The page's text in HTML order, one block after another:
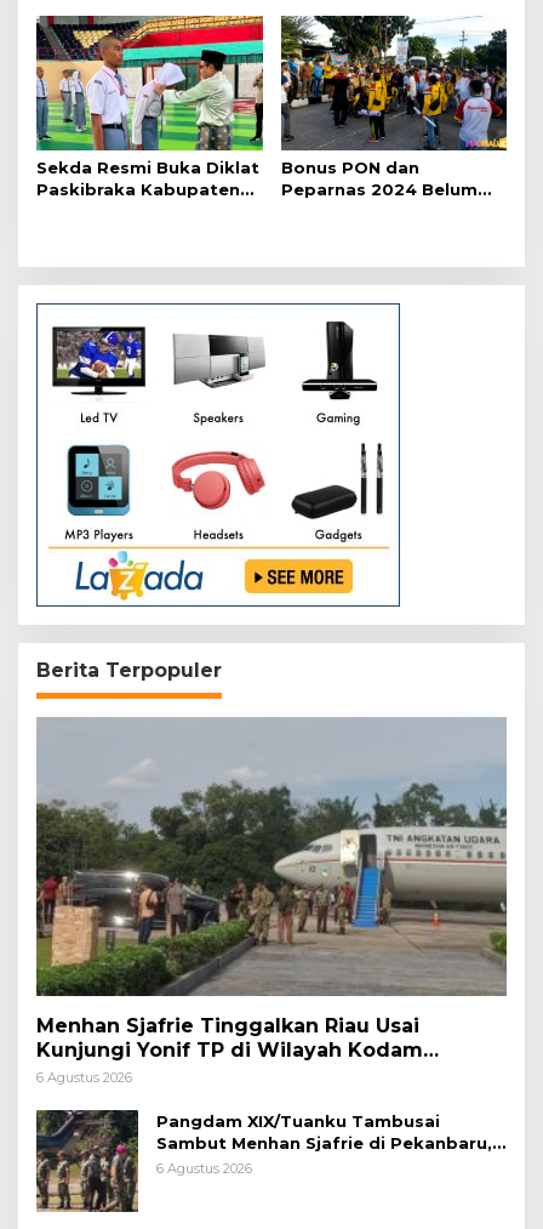
Wilayah Kodam
XIX/Tuanku Tambusai
Pekanbaru, Ada Agenda
Penting
Sekda Resmi Buka Diklat
Paskibraka Kabupaten
Bonus PON dan
Peparnas 2024 Belum
Berita Terpopuler
Menhan Sjafrie Tinggalkan Riau Usai
Kunjungi Yonif TP di Wilayah Kodam
XIX/Tuanku Tambusai
6 Agustus 2026
Pangdam XIX/Tuanku Tambusai
Sambut Menhan Sjafrie di Pekanbaru,
Ada Agenda Penting
6 Agustus 2026